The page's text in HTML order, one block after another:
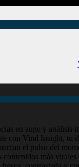
vibrante y ¡más!
en auge y análisis
con Viral Insight, tu
el pulso del
contenidos más virales